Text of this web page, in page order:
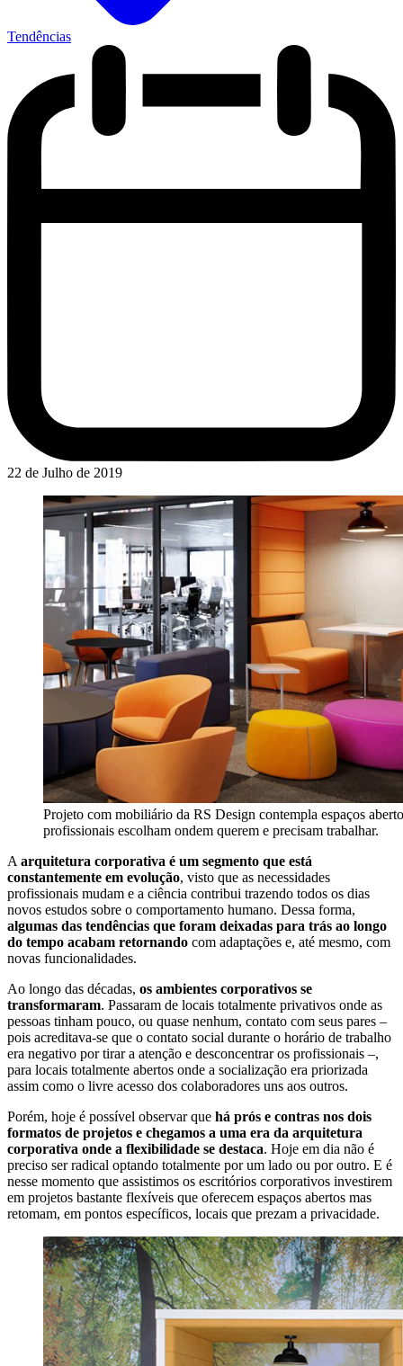
Tendências
22 de Julho de 2019
Projeto com mobiliário da RS Design contempla espaços
profissionais escolham ondem querem e precisam trabalhar.
A arquitetura corporativa é um segmento que está
constantemente em evolução, visto que as necessidades
profissionais mudam e a ciência contribui trazendo todos os dias
novos estudos sobre o comportamento humano. Dessa forma,
algumas das tendências que foram deixadas para trás ao longo
do tempo acabam retornando com adaptações e, até mesmo, com
novas funcionalidades.
Ao longo das décadas, os ambientes corporativos se
transformaram. Passaram de locais totalmente privativos onde as
pessoas tinham pouco, ou quase nenhum, contato com seus pares –
pois acreditava-se que o contato social durante o horário de trabalho
era negativo por tirar a atenção e desconcentrar os profissionais –,
para locais totalmente abertos onde a socialização era priorizada
assim como o livre acesso dos colaboradores uns aos outros.
Porém, hoje é possível observar que há prós e contras nos dois
formatos de projetos e chegamos a uma era da arquitetura
corporativa onde a flexibilidade se destaca. Hoje em dia não é
preciso ser radical optando totalmente por um lado ou por outro. E é
nesse momento que assistimos os escritórios corporativos investirem
em projetos bastante flexíveis que oferecem espaços abertos mas
retomam, em pontos específicos, locais que prezam a privacidade.